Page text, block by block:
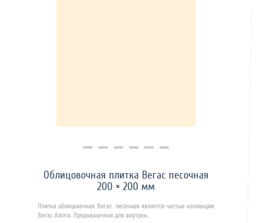
Купить в 1 клик
Облицовочная плитка Вегас песочная
200 × 200 мм
Плитка облицовочная Вегас песочная является частью коллекции
Вегас Axima. Предназначена для внутрен..